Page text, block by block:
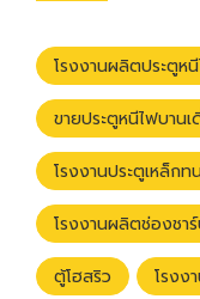
โรงงานผลิตประตูห
ขายประตูหนีไฟบานเ
โรงงานประตูเหล็กท
โรงงานผลิตช่องชา
ตู้โฮสริว โรงง